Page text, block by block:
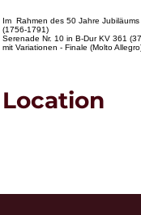
Im Rahmen des 50 Jahre Jubiläums
(1756-1791)
Serenade Nr. 10 in B-Dur KV 361
mit Variationen - Finale (Molto
Location